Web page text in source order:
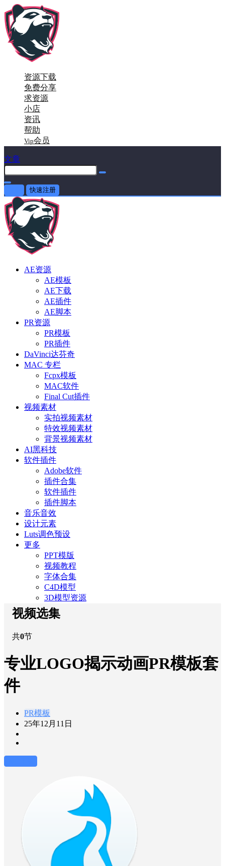
资源下载
免费分享
求资源
小店
资讯
帮助
Vip会员
文章
快速注册
AE资源
AE模板
AE下载
AE插件
AE脚本
PR资源
PR模板
PR插件
DaVinci达芬奇
MAC 专栏
Fcpx模板
MAC软件
Final Cut插件
视频素材
实拍视频素材
特效视频素材
背景视频素材
AI黑科技
软件插件
Adobe软件
插件合集
软件插件
插件脚本
音乐音效
设计元素
Luts调色预设
更多
PPT模版
视频教程
字体合集
C4D模型
3D模型资源
视频选集
共0节
专业LOGO揭示动画PR模板套
件
PR模板
25年12月11日